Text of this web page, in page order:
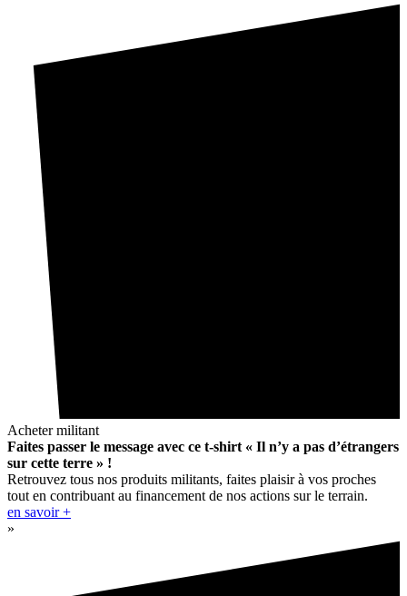
Acheter militant
Faites passer le message avec ce t-shirt « Il n’y a pas d’étrangers
sur cette terre » !
Retrouvez tous nos produits militants, faites plaisir à vos proches
tout en contribuant au financement de nos actions sur le terrain.
en savoir +
»